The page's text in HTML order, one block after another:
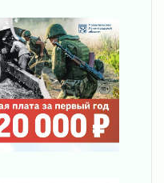
40% за год
дня рождения
и взрослых